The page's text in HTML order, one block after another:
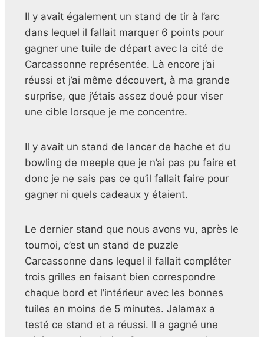
Il y avait également un stand de tir à l’arc
dans lequel il fallait marquer 6 points pour
gagner une tuile de départ avec la cité de
Carcassonne représentée. Là encore j’ai
réussi et j’ai même découvert, à ma grande
surprise, que j’étais assez doué pour viser
une cible lorsque je me concentre.
Il y avait un stand de lancer de hache et du
bowling de meeple que je n’ai pas pu faire et
donc je ne sais pas ce qu’il fallait faire pour
gagner ni quels cadeaux y étaient.
Le dernier stand que nous avons vu, après le
tournoi, c’est un stand de puzzle
Carcassonne dans lequel il fallait compléter
trois grilles en faisant bien correspondre
chaque bord et l’intérieur avec les bonnes
tuiles en moins de 5 minutes. Jalamax a
testé ce stand et a réussi. Il a gagné une